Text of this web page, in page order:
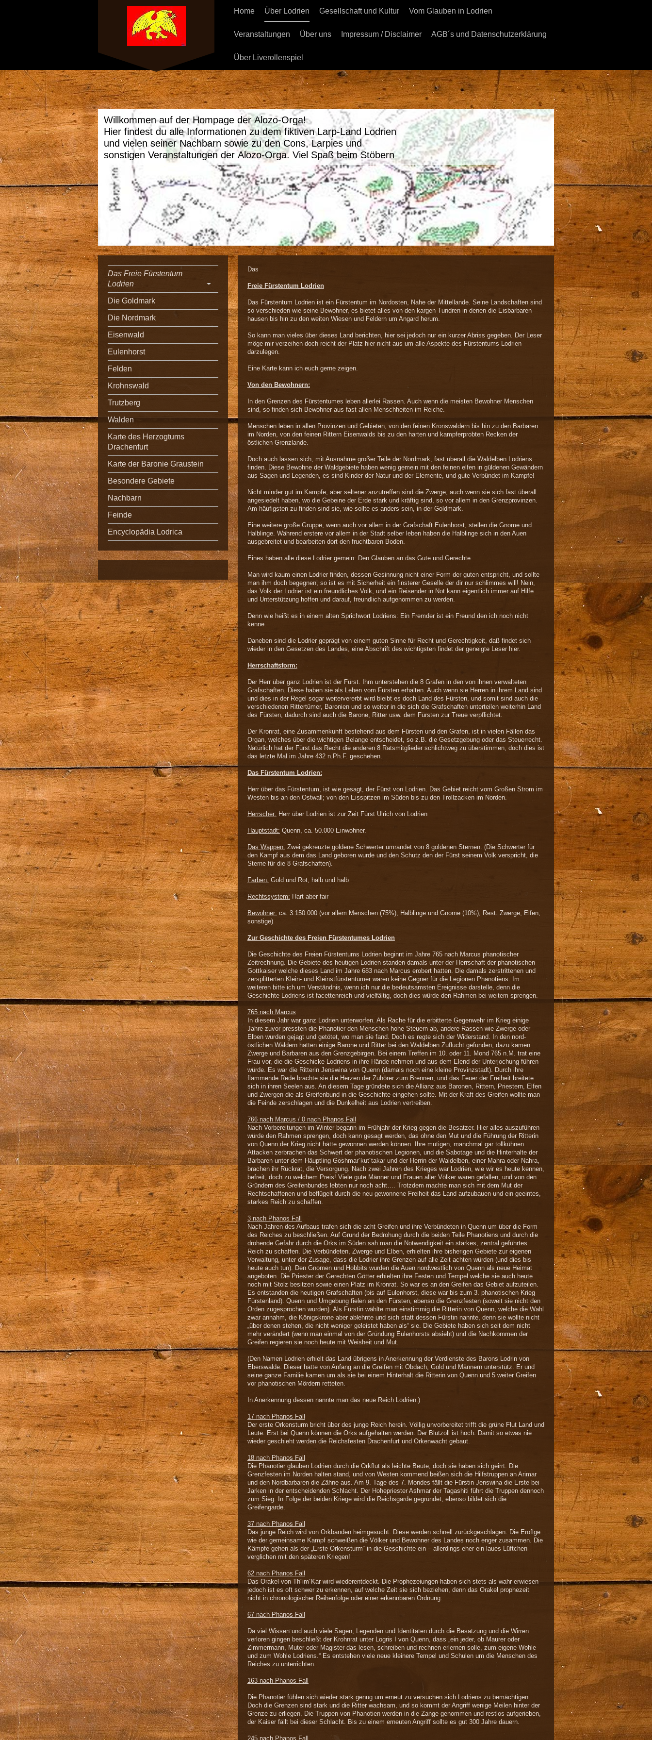
Home Über Lodrien Gesellschaft und Kultur Vom Glauben in Lodrien
Veranstaltungen Über uns Impressum / Disclaimer AGB´s und Datenschutzerklärung
Über Liverollenspiel
Willkommen auf der Hompage der Alozo-Orga!
Hier findest du alle Informationen zu dem fiktiven Larp-Land Lodrien
und vielen seiner Nachbarn sowie zu den Cons, Larpies und
sonstigen Veranstaltungen der Alozo-Orga. Viel Spaß beim Stöbern
Das
Freie Fürstentum Lodrien
Das Fürstentum Lodrien ist ein Fürstentum im Nordosten, Nahe der Mittellande. Seine Landschaften sind
so verschieden wie seine Bewohner, es bietet alles von den kargen Tundren in denen die Eisbarbaren
hausen bis hin zu den weiten Wiesen und Feldern um Angard herum.
So kann man vieles über dieses Land berichten, hier sei jedoch nur ein kurzer Abriss gegeben. Der Leser
möge mir verzeihen doch reicht der Platz hier nicht aus um alle Aspekte des Fürstentums Lodrien
darzulegen.
Eine Karte kann ich euch gerne zeigen.
Von den Bewohnern:
In den Grenzen des Fürstentumes leben allerlei Rassen. Auch wenn die meisten Bewohner Menschen
sind, so finden sich Bewohner aus fast allen Menschheiten im Reiche.
Menschen leben in allen Provinzen und Gebieten, von den feinen Kronswaldern bis hin zu den Barbaren
im Norden, von den feinen Rittern Eisenwalds bis zu den harten und kampferprobten Recken der
östlichen Grenzlande.
Doch auch lassen sich, mit Ausnahme großer Teile der Nordmark, fast überall die Waldelben Lodriens
finden. Diese Bewohne der Waldgebiete haben wenig gemein mit den feinen elfen in güldenen Gewändern
aus Sagen und Legenden, es sind Kinder der Natur und der Elemente, und gute Verbündet im Kampfe!
Nicht minder gut im Kampfe, aber seltener anzutreffen sind die Zwerge, auch wenn sie sich fast überall
angesiedelt haben, wo die Gebeine der Erde stark und kräftig sind, so vor allem in den Grenzprovinzen.
Am häufigsten zu finden sind sie, wie sollte es anders sein, in der Goldmark.
Eine weitere große Gruppe, wenn auch vor allem in der Grafschaft Eulenhorst, stellen die Gnome und
Halblinge. Während erstere vor allem in der Stadt selber leben haben die Halblinge sich in den Auen
ausgebreitet und bearbeiten dort den fruchtbaren Boden.
Eines haben alle diese Lodrier gemein: Den Glauben an das Gute und Gerechte.
Man wird kaum einen Lodrier finden, dessen Gesinnung nicht einer Form der guten entspricht, und sollte
man ihm doch begegnen, so ist es mit Sicherheit ein finsterer Geselle der dir nur schlimmes will! Nein,
das Volk der Lodrier ist ein freundliches Volk, und ein Reisender in Not kann eigentlich immer auf Hilfe
und Unterstützung hoffen und darauf, freundlich aufgenommen zu werden.
Denn wie heißt es in einem alten Sprichwort Lodriens: Ein Fremder ist ein Freund den ich noch nicht
kenne.
Daneben sind die Lodrier geprägt von einem guten Sinne für Recht und Gerechtigkeit, daß findet sich
wieder in den Gesetzen des Landes, eine Abschrift des wichtigsten findet der geneigte Leser hier.
Herrschaftsform:
Der Herr über ganz Lodrien ist der Fürst. Ihm unterstehen die 8 Grafen in den von ihnen verwalteten
Grafschaften. Diese haben sie als Lehen vom Fürsten erhalten. Auch wenn sie Herren in ihrem Land sind
und dies in der Regel sogar weitervererbt wird bleibt es doch Land des Fürsten, und somit sind auch die
verschiedenen Rittertümer, Baronien und so weiter in die sich die Grafschaften unterteilen weiterhin Land
des Fürsten, dadurch sind auch die Barone, Ritter usw. dem Fürsten zur Treue verpflichtet.
Der Kronrat, eine Zusammenkunft bestehend aus dem Fürsten und den Grafen, ist in vielen Fällen das
Organ, welches über die wichtigen Belange entscheidet, so z.B. die Gesetzgebung oder das Steuerrecht.
Natürlich hat der Fürst das Recht die anderen 8 Ratsmitglieder schlichtweg zu überstimmen, doch dies ist
das letzte Mal im Jahre 432 n.Ph.F. geschehen.
Das Fürstentum Lodrien:
Herr über das Fürstentum, ist wie gesagt, der Fürst von Lodrien. Das Gebiet reicht vom Großen Strom im
Westen bis an den Ostwall; von den Eisspitzen im Süden bis zu den Trollzacken im Norden.
Herrscher: Herr über Lodrien ist zur Zeit Fürst Ulrich von Lodrien
Hauptstadt: Quenn, ca. 50.000 Einwohner.
Das Wappen: Zwei gekreuzte goldene Schwerter umrandet von 8 goldenen Sternen. (Die Schwerter für
den Kampf aus dem das Land geboren wurde und den Schutz den der Fürst seinem Volk verspricht, die
Sterne für die 8 Grafschaften).
Farben: Gold und Rot, halb und halb
Rechtssystem: Hart aber fair
Bewohner: ca. 3.150.000 (vor allem Menschen (75%), Halblinge und Gnome (10%), Rest: Zwerge, Elfen,
sonstige)
Zur Geschichte des Freien Fürstentumes Lodrien
Die Geschichte des Freien Fürstentums Lodrien beginnt im Jahre 765 nach Marcus phanotischer
Zeitrechnung. Die Gebiete des heutigen Lodrien standen damals unter der Herrschaft der phanotischen
Gottkaiser welche dieses Land im Jahre 683 nach Marcus erobert hatten. Die damals zerstrittenen und
zersplitterten Klein- und Kleinstfürstentümer waren keine Gegner für die Legionen Phanotiens. Im
weiteren bitte ich um Verständnis, wenn ich nur die bedeutsamsten Ereignisse darstelle, denn die
Geschichte Lodriens ist facettenreich und vielfältig, doch dies würde den Rahmen bei weitem sprengen.
765 nach Marcus
In diesem Jahr war ganz Lodrien unterworfen. Als Rache für die erbitterte Gegenwehr im Krieg einige
Jahre zuvor pressten die Phanotier den Menschen hohe Steuern ab, andere Rassen wie Zwerge oder
Elben wurden gejagt und getötet, wo man sie fand. Doch es regte sich der Widerstand. In den nord-
östlichen Wäldern hatten einige Barone und Ritter bei den Waldelben Zuflucht gefunden, dazu kamen
Zwerge und Barbaren aus den Grenzgebirgen. Bei einem Treffen im 10. oder 11. Mond 765 n.M. trat eine
Frau vor, die die Geschicke Lodriens in ihre Hände nehmen und aus dem Elend der Unterjochung führen
würde. Es war die Ritterin Jenswina von Quenn (damals noch eine kleine Provinzstadt). Durch ihre
flammende Rede brachte sie die Herzen der Zuhörer zum Brennen, und das Feuer der Freiheit breitete
sich in ihren Seelen aus. An diesem Tage gründete sich die Allianz aus Baronen, Rittern, Priestern, Elfen
und Zwergen die als Greifenbund in die Geschichte eingehen sollte. Mit der Kraft des Greifen wollte man
die Feinde zerschlagen und die Dunkelheit aus Lodrien vertreiben.
766 nach Marcus / 0 nach Phanos Fall
Nach Vorbereitungen im Winter begann im Frühjahr der Krieg gegen die Besatzer. Hier alles auszuführen
würde den Rahmen sprengen, doch kann gesagt werden, das ohne den Mut und die Führung der Ritterin
von Quenn der Krieg nicht hätte gewonnen werden können. Ihre mutigen, manchmal gar tollkühnen
Attacken zerbrachen das Schwert der phanotischen Legionen, und die Sabotage und die Hinterhalte der
Barbaren unter dem Häuptling Goshmar´kut´takar und der Herrin der Waldelben, einer Mahra oder Nahra,
brachen ihr Rückrat, die Versorgung. Nach zwei Jahren des Krieges war Lodrien, wie wir es heute kennen,
befreit, doch zu welchem Preis! Viele gute Männer und Frauen aller Völker waren gefallen, und von den
Gründern des Greifenbundes lebten nur noch acht…. Trotzdem machte man sich mit dem Mut der
Rechtschaffenen und beflügelt durch die neu gewonnene Freiheit das Land aufzubauen und ein geeintes,
starkes Reich zu schaffen.
3 nach Phanos Fall
Nach Jahren des Aufbaus trafen sich die acht Greifen und ihre Verbündeten in Quenn um über die Form
des Reiches zu beschließen. Auf Grund der Bedrohung durch die beiden Teile Phanotiens und durch die
drohende Gefahr durch die Orks im Süden sah man die Notwendigkeit ein starkes, zentral geführtes
Reich zu schaffen. Die Verbündeten, Zwerge und Elben, erhielten ihre bisherigen Gebiete zur eigenen
Verwaltung, unter der Zusage, dass die Lodrier ihre Grenzen auf alle Zeit achten würden (und dies bis
heute auch tun). Den Gnomen und Hobbits wurden die Auen nordwestlich von Quenn als neue Heimat
angeboten. Die Priester der Gerechten Götter erhielten ihre Festen und Tempel welche sie auch heute
noch mit Stolz besitzen sowie einen Platz im Kronrat. So war es an den Greifen das Gebiet aufzuteilen.
Es entstanden die heutigen Grafschaften (bis auf Eulenhorst, diese war bis zum 3. phanotischen Krieg
Fürstenland). Quenn und Umgebung fielen an den Fürsten, ebenso die Grenzfesten (soweit sie nicht den
Orden zugesprochen wurden). Als Fürstin wählte man einstimmig die Ritterin von Quenn, welche die Wahl
zwar annahm, die Königskrone aber ablehnte und sich statt dessen Fürstin nannte, denn sie wollte nicht
„über denen stehen, die nicht weniger geleistet haben als“ sie. Die Gebiete haben sich seit dem nicht
mehr verändert (wenn man einmal von der Gründung Eulenhorsts absieht) und die Nachkommen der
Greifen regieren sie noch heute mit Weisheit und Mut.
(Den Namen Lodrien erhielt das Land übrigens in Anerkennung der Verdienste des Barons Lodrin von
Eberswalde. Dieser hatte von Anfang an die Greifen mit Obdach, Gold und Männern unterstütz. Er und
seine ganze Familie kamen um als sie bei einem Hinterhalt die Ritterin von Quenn und 5 weiter Greifen
vor phanotischen Mördern retteten.
In Anerkennung dessen nannte man das neue Reich Lodrien.)
17 nach Phanos Fall
Der erste Orkensturm bricht über des junge Reich herein. Völlig unvorbereitet trifft die grüne Flut Land und
Leute. Erst bei Quenn können die Orks aufgehalten werden. Der Blutzoll ist hoch. Damit so etwas nie
wieder geschieht werden die Reichsfesten Drachenfurt und Orkenwacht gebaut.
18 nach Phanos Fall
Die Phanotier glauben Lodrien durch die Orkflut als leichte Beute, doch sie haben sich geirrt. Die
Grenzfesten im Norden halten stand, und von Westen kommend beißen sich die Hilfstruppen an Arimar
und den Nordbarbaren die Zähne aus. Am 9. Tage des 7. Mondes fällt die Fürstin Jenswina die Erste bei
Jarken in der entscheidenden Schlacht. Der Hohepriester Ashmar der Tagashiti führt die Truppen dennoch
zum Sieg. In Folge der beiden Kriege wird die Reichsgarde gegründet, ebenso bildet sich die
Greifengarde.
37 nach Phanos Fall
Das junge Reich wird von Orkbanden heimgesucht. Diese werden schnell zurückgeschlagen. Die Eroflge
wie der gemeinsame Kampf schweißen die Völker und Bewohner des Landes noch enger zusammen. Die
Kämpfe gehen als der „Erste Orkensturm“ in die Geschichte ein – allerdings eher ein laues Lüftchen
verglichen mit den späteren Kriegen!
62 nach Phanos Fall
Das Orakel von Th´im´Kar wird wiederentdeckt. Die Prophezeiungen haben sich stets als wahr erwiesen –
jedoch ist es oft schwer zu erkennen, auf welche Zeit sie sich beziehen, denn das Orakel prophezeit
nicht in chronologischer Reihenfolge oder einer erkennbaren Ordnung.
67 nach Phanos Fall
Da viel Wissen und auch viele Sagen, Legenden und Identitäten durch die Besatzung und die Wirren
verloren gingen beschließt der Krohnrat unter Logris I von Quenn, dass „ein jeder, ob Maurer oder
Zimmermann, Muter oder Magister das lesen, schreiben und rechnen erlernen solle, zum eigene Wohle
und zum Wohle Lodriens.“ Es entstehen viele neue kleinere Tempel und Schulen um die Menschen des
Reiches zu unterrichten.
163 nach Phanos Fall
Die Phanotier fühlen sich wieder stark genug um erneut zu versuchen sich Lodriens zu bemächtigen.
Doch die Grenzen sind stark und die Ritter wachsam, und so kommt der Angriff wenige Meilen hinter der
Grenze zu erliegen. Die Truppen von Phanotien werden in die Zange genommen und restlos aufgerieben,
der Kaiser fällt bei dieser Schlacht. Bis zu einem erneuten Angriff sollte es gut 300 Jahre dauern.
245 nach Phanos Fall
Das Freie Fürstentum
Lodrien
Die Goldmark
Die Nordmark
Eisenwald
Eulenhorst
Felden
Krohnswald
Trutzberg
Walden
Karte des Herzogtums
Drachenfurt
Karte der Baronie Graustein
Besondere Gebiete
Nachbarn
Feinde
Encyclopädia Lodrica